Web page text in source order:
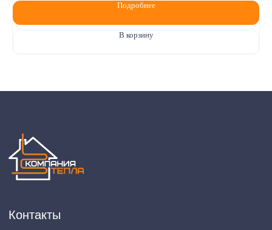
Подробнее
В корзину